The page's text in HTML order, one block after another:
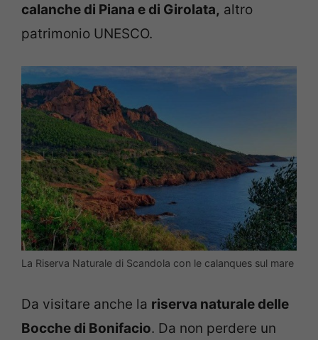
calanche di Piana e di Girolata, altro
patrimonio UNESCO.
La Riserva Naturale di Scandola con le calanques sul mare
Da visitare anche la riserva naturale delle
Bocche di Bonifacio. Da non perdere un